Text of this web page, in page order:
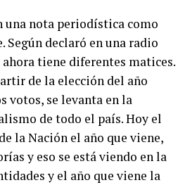
una nota periodística como
declaró en una radio
tiene diferentes matices.
de la elección del año
votos, se levanta en la
de todo el país. Hoy el
la Nación el año que viene,
y eso se está viendo en la
y el año que viene la